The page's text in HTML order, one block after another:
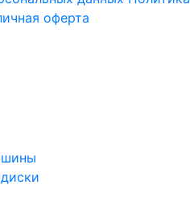
оферта
шины